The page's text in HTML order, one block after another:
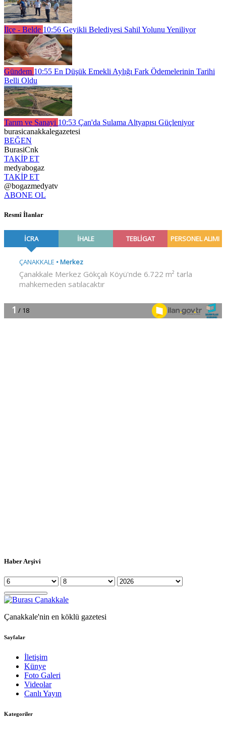
İlçe - Belde 10:56 Geyikli Belediyesi Sahil Yolunu Yeniliyor
Gündem 10:55 En Düşük Emekli Aylığı Fark Ödemelerinin Tarihi
Belli Oldu
Tarım ve Sanayi 10:53 Çan'da Sulama Altyapısı Güçleniyor
burasicanakkalegazetesi
BEĞEN
BurasiCnk
TAKİP ET
medyabogaz
TAKİP ET
@bogazmedyatv
ABONE OL
Resmî İlanlar
Haber Arşivi
Çanakkale'nin en köklü gazetesi
Sayfalar
İletişim
Künye
Foto Galeri
Videolar
Canlı Yayın
Kategoriler